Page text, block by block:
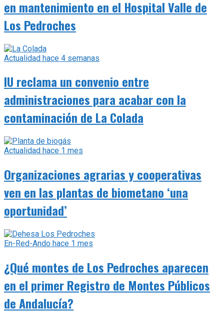
en mantenimiento en el Hospital Valle de
Los Pedroches
Actualidad hace 4 semanas
IU reclama un convenio entre
administraciones para acabar con la
contaminación de La Colada
Actualidad hace 1 mes
Organizaciones agrarias y cooperativas
ven en las plantas de biometano ‘una
oportunidad’
En-Red-Ando hace 1 mes
¿Qué montes de Los Pedroches aparecen
en el primer Registro de Montes Públicos
de Andalucía?